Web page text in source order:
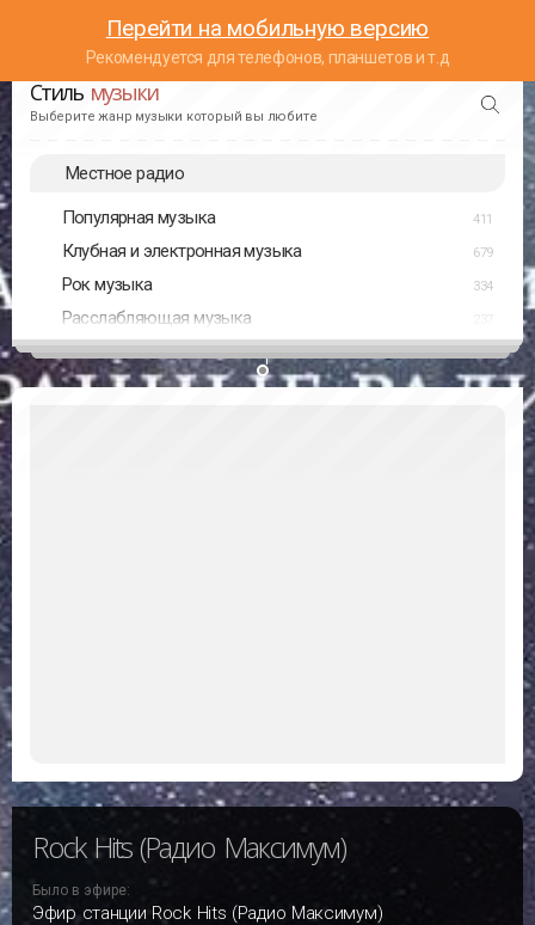
Перейти на мобильную версию
Рекомендуется для телефонов, планшетов и т.д
Стиль музыки
Выберите жанр музыки который вы любите
Местное радио
Популярная музыка 411
Клубная и электронная музыка 679
Рок музыка 334
Расслабляющая музыка
Rock Hits (Радио Максимум)
Было в эфире:
Эфир станции Rock Hits (Радио Максимум)